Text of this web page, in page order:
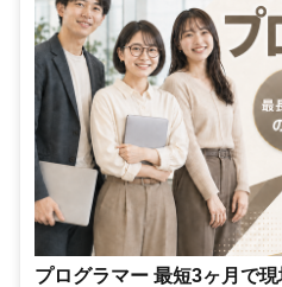
プログラマー 最短3ヶ月で